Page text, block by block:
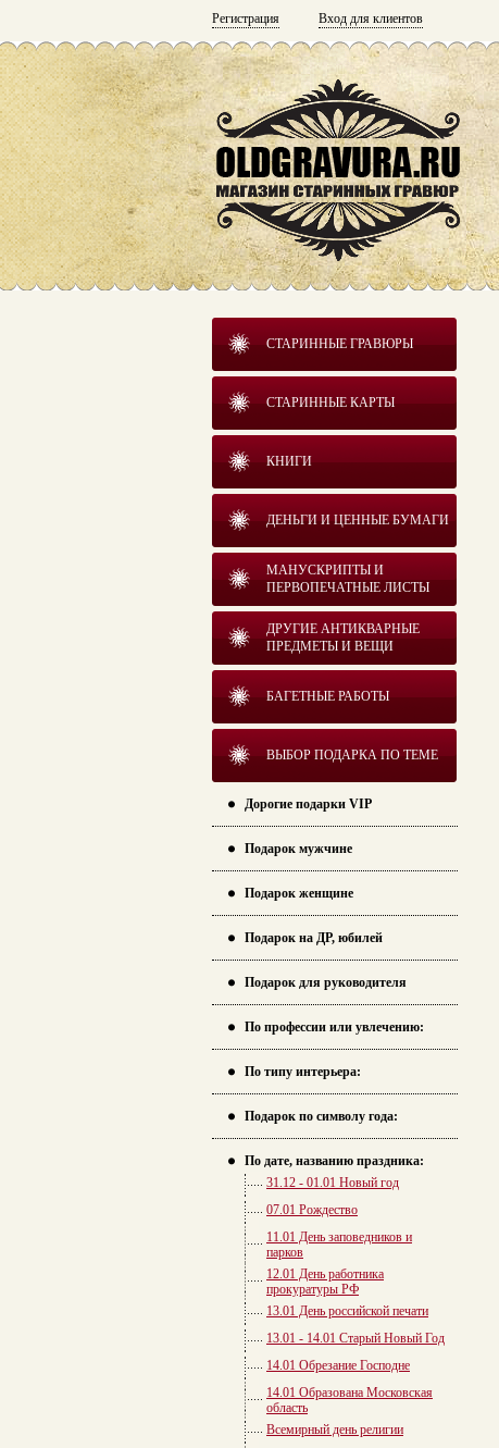
Регистрация Вход для клиентов
СТАРИННЫЕ ГРАВЮРЫ
СТАРИННЫЕ КАРТЫ
КНИГИ
ДЕНЬГИ И ЦЕННЫЕ БУМАГИ
МАНУСКРИПТЫ И
ПЕРВОПЕЧАТНЫЕ ЛИСТЫ
ДРУГИЕ АНТИКВАРНЫЕ
ПРЕДМЕТЫ И ВЕЩИ
БАГЕТНЫЕ РАБОТЫ
ВЫБОР ПОДАРКА ПО ТЕМЕ
Дорогие подарки VIP
Подарок мужчине
Подарок женщине
Подарок на ДР, юбилей
Подарок для руководителя
По профессии или увлечению:
По типу интерьера:
Подарок по символу года:
По дате, названию праздника:
31.12 - 01.01 Новый год
07.01 Рождество
11.01 День заповедников и
парков
12.01 День работника
прокуратуры РФ
13.01 День российской печати
13.01 - 14.01 Старый Новый Год
14.01 Обрезание Господне
14.01 Образована Московская
область
Всемирный день религии